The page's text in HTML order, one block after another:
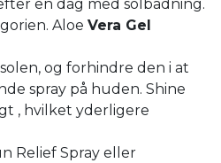
en dag med solbadning.
Aloe Vera Gel
og forhindre den i at
spray på huden. Shine
, hvilket yderligere
Relief Spray eller